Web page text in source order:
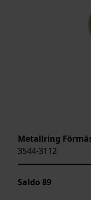
Metallring
3544-3112
Saldo 89